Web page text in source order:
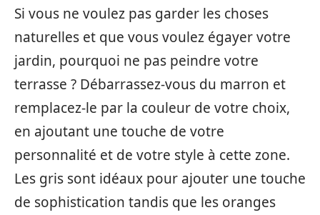
Si vous ne voulez pas garder les choses
naturelles et que vous voulez égayer votre
jardin, pourquoi ne pas peindre votre
terrasse ? Débarrassez-vous du marron et
remplacez-le par la couleur de votre choix,
en ajoutant une touche de votre
personnalité et de votre style à cette zone.
Les gris sont idéaux pour ajouter une touche
de sophistication tandis que les oranges